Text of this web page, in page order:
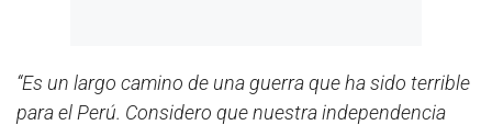
“Es un largo camino de una guerra que ha sido terrible
para el Perú. Considero que nuestra independencia